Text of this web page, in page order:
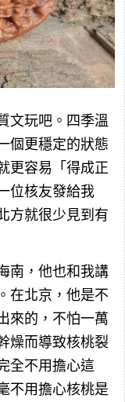
文玩吧。四季溫
個更穩定的狀態
更容易「得成正
位核友發給我
方就很少見到有
南，他也和我講
在北京，他是不
來的，不怕一萬
燥而導致核桃裂
全不用擔心這
不用擔心核桃是